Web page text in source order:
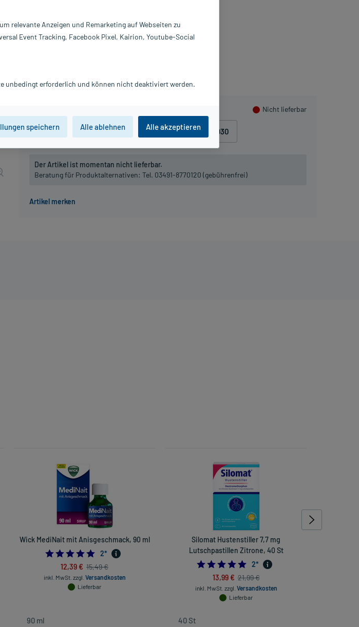
Grundpreis: 2.703,00 € / l
Nicht lieferbar
10 ml , D5 10 ml, D6 10 ml , D12 10 ml , D30
Der Artikel ist momentan nicht lieferbar.
Beratung für Produktalternativen: Tel. 03491-8770120 (gebührenfrei)
Hersteller:
WALA Heilmittel GmbH
Wick MediNait mit Anisgeschmack, 90 ml
5.0
2*
12,39 € 15,49 €
inkl. MwSt. zzgl. Versandkosten
Lieferbar
Silomat Hustenstiller 7,7 mg
Lutschpastillen Zitrone, 40 St
5.0
2*
13,99 € 21,99 €
inkl. MwSt. zzgl. Versandkosten
Lieferbar
relevante Anzeigen und Remarketing auf Webseiten zu
Event Tracking, Facebook Pixel, Kairion, Youtube-Social
unbedingt erforderlich und können nicht deaktiviert werden.
speichern Alle ablehnen Alle akzeptieren